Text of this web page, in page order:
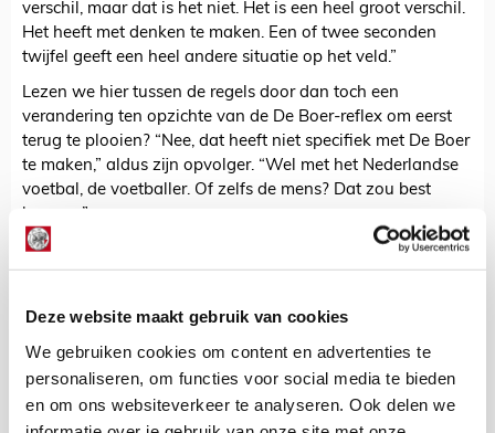
Deze website maakt gebruik van cookies
We gebruiken cookies om content en advertenties te
personaliseren, om functies voor social media te bieden
en om ons websiteverkeer te analyseren. Ook delen we
verschil, maar dat is het niet. Het is een heel groot verschil.
Het heeft met denken te maken. Een of twee seconden
twijfel geeft een heel andere situatie op het veld.”
Lezen we hier tussen de regels door dan toch een
verandering ten opzichte van de De Boer-reflex om eerst
terug te plooien? “Nee, dat heeft niet specifiek met De Boer
te maken,” aldus zijn opvolger. “Wel met het Nederlandse
voetbal, de voetballer. Of zelfs de mens? Dat zou best
Bekijk alle berichten van De Redactie